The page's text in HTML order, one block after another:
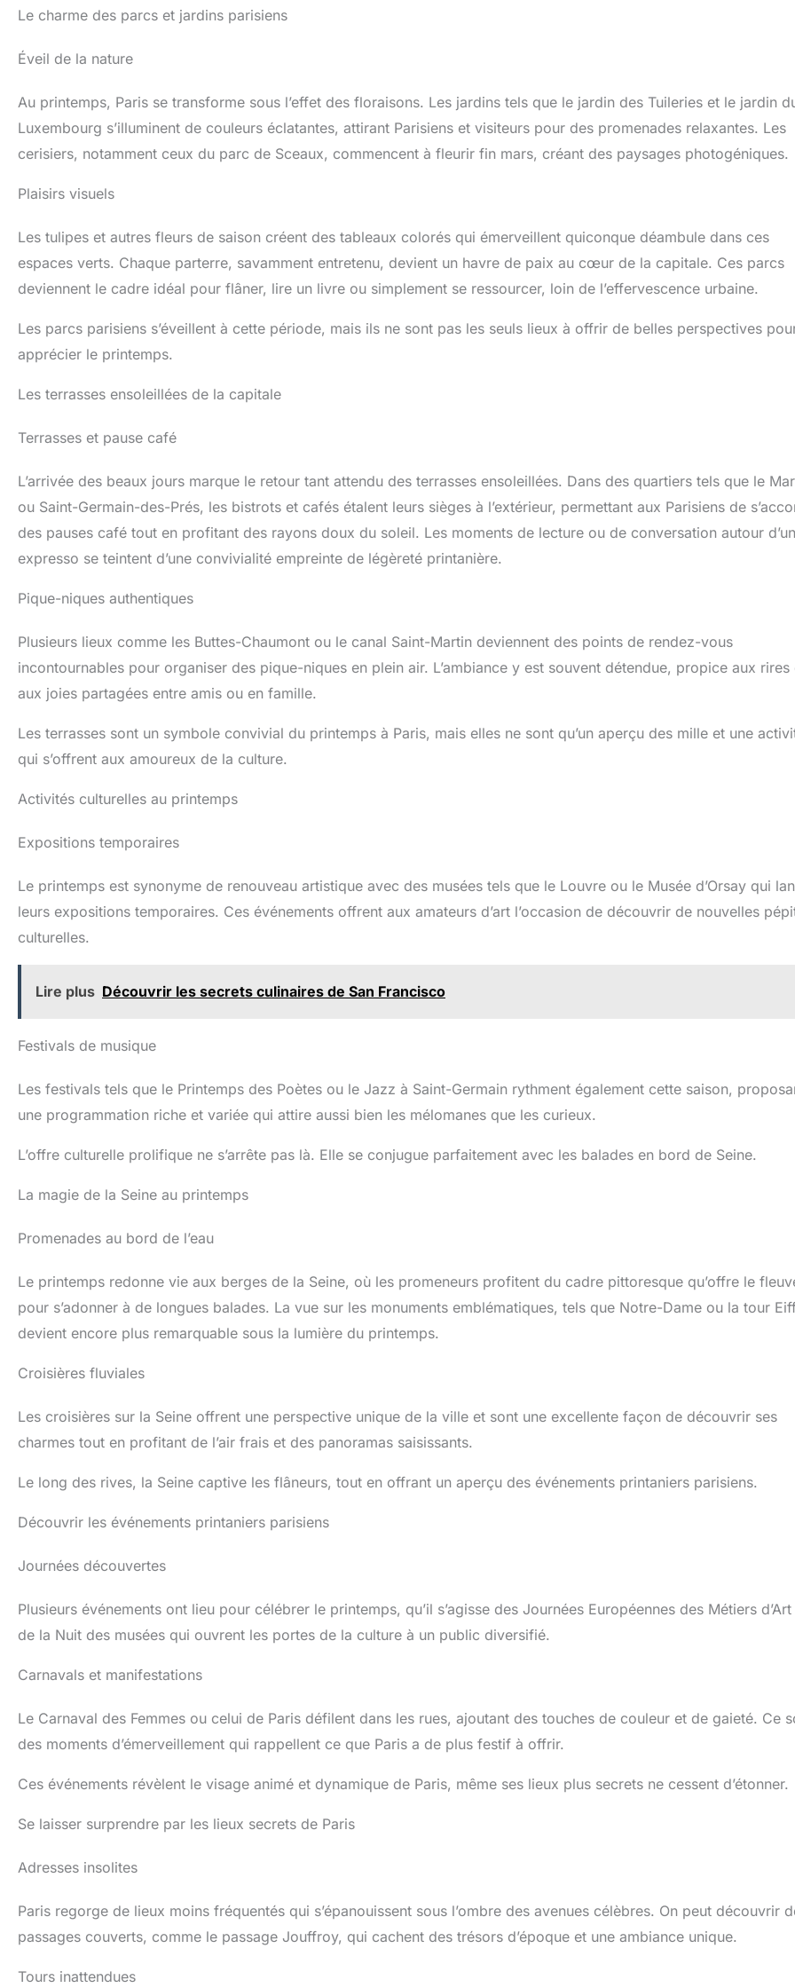
Le charme des parcs et jardins parisiens
Éveil de la nature
Au printemps, Paris se transforme sous l’effet des floraisons. Les jardins tels que le jardin des Tuileries et le jardin
Luxembourg s’illuminent de couleurs éclatantes, attirant Parisiens et visiteurs pour des promenades relaxantes. Les
cerisiers, notamment ceux du parc de Sceaux, commencent à fleurir fin mars, créant des paysages photogéniques.
Plaisirs visuels
Les tulipes et autres fleurs de saison créent des tableaux colorés qui émerveillent quiconque déambule dans ces
espaces verts. Chaque parterre, savamment entretenu, devient un havre de paix au cœur de la capitale. Ces parcs
deviennent le cadre idéal pour flâner, lire un livre ou simplement se ressourcer, loin de l’effervescence urbaine.
Les parcs parisiens s’éveillent à cette période, mais ils ne sont pas les seuls lieux à offrir de belles perspectives
apprécier le printemps.
Les terrasses ensoleillées de la capitale
Terrasses et pause café
L’arrivée des beaux jours marque le retour tant attendu des terrasses ensoleillées. Dans des quartiers tels que le
ou Saint-Germain-des-Prés, les bistrots et cafés étalent leurs sièges à l’extérieur, permettant aux Parisiens de
des pauses café tout en profitant des rayons doux du soleil. Les moments de lecture ou de conversation autour d’un
expresso se teintent d’une convivialité empreinte de légèreté printanière.
Pique-niques authentiques
Plusieurs lieux comme les Buttes-Chaumont ou le canal Saint-Martin deviennent des points de rendez-vous
incontournables pour organiser des pique-niques en plein air. L’ambiance y est souvent détendue, propice aux rires
aux joies partagées entre amis ou en famille.
Les terrasses sont un symbole convivial du printemps à Paris, mais elles ne sont qu’un aperçu des mille et une
qui s’offrent aux amoureux de la culture.
Activités culturelles au printemps
Expositions temporaires
Le printemps est synonyme de renouveau artistique avec des musées tels que le Louvre ou le Musée d’Orsay qui
leurs expositions temporaires. Ces événements offrent aux amateurs d’art l’occasion de découvrir de nouvelles
culturelles.
Lire plus Découvrir les secrets culinaires de San Francisco
Festivals de musique
Les festivals tels que le Printemps des Poètes ou le Jazz à Saint-Germain rythment également cette saison,
une programmation riche et variée qui attire aussi bien les mélomanes que les curieux.
L’offre culturelle prolifique ne s’arrête pas là. Elle se conjugue parfaitement avec les balades en bord de Seine.
La magie de la Seine au printemps
Promenades au bord de l’eau
Le printemps redonne vie aux berges de la Seine, où les promeneurs profitent du cadre pittoresque qu’offre le
pour s’adonner à de longues balades. La vue sur les monuments emblématiques, tels que Notre-Dame ou la tour
devient encore plus remarquable sous la lumière du printemps.
Croisières fluviales
Les croisières sur la Seine offrent une perspective unique de la ville et sont une excellente façon de découvrir ses
charmes tout en profitant de l’air frais et des panoramas saisissants.
Le long des rives, la Seine captive les flâneurs, tout en offrant un aperçu des événements printaniers parisiens.
Découvrir les événements printaniers parisiens
Journées découvertes
Plusieurs événements ont lieu pour célébrer le printemps, qu’il s’agisse des Journées Européennes des Métiers
de la Nuit des musées qui ouvrent les portes de la culture à un public diversifié.
Carnavals et manifestations
Le Carnaval des Femmes ou celui de Paris défilent dans les rues, ajoutant des touches de couleur et de gaieté. Ce
des moments d’émerveillement qui rappellent ce que Paris a de plus festif à offrir.
Ces événements révèlent le visage animé et dynamique de Paris, même ses lieux plus secrets ne cessent d’étonner.
Se laisser surprendre par les lieux secrets de Paris
Adresses insolites
Paris regorge de lieux moins fréquentés qui s’épanouissent sous l’ombre des avenues célèbres. On peut découvrir
passages couverts, comme le passage Jouffroy, qui cachent des trésors d’époque et une ambiance unique.
Tours inattendues